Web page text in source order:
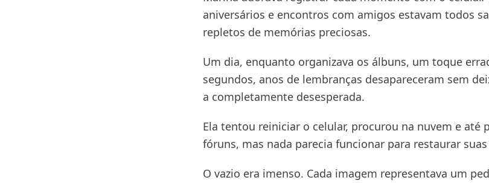
aniversários e encontros com amigos estavam todos
repletos de memórias preciosas.
Um dia, enquanto organizava os álbuns, um toque
segundos, anos de lembranças desapareceram sem
a completamente desesperada.
Ela tentou reiniciar o celular, procurou na nuvem e até
fóruns, mas nada parecia funcionar para restaurar
O vazio era imenso. Cada imagem representava um